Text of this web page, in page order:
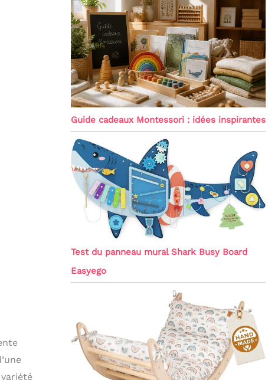
Guide cadeaux Montessori : idées inspirantes
Test du panneau mural Shark Busy Board
Easyego